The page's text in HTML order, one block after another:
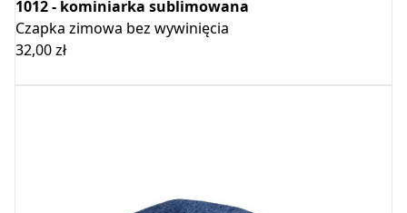
1012 - kominiarka sublimowana
Czapka zimowa bez wywinięcia
32,00zł